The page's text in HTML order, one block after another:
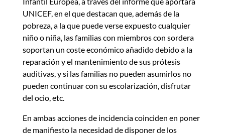
UNICEF, en el que destacan que, además de la
pobreza, a la que puede verse expuesto cualquier
niño o niña, las familias con miembros con sordera
soportan un coste económico añadido debido a la
reparación y el mantenimiento de sus prótesis
auditivas, y si las familias no pueden asumirlos no
pueden continuar con su escolarización, disfrutar
del ocio, etc.
En ambas acciones de incidencia coinciden en poner
de manifiesto la necesidad de disponer de los